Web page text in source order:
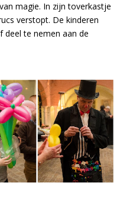
magie. In zijn toverkastje
verstopt. De kinderen
deel te nemen aan de